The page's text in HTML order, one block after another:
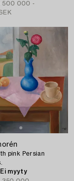
500 000 -
pink Persian
Ei myyty